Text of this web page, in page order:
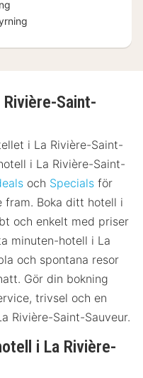
Saint-
i La Rivière-Saint-
i La Rivière-Saint-
och Specials för
fram. Boka ditt hotell i
och enkelt med priser
minuten-hotell i La
och spontana resor
Gör din bokning
trivsel och en
Rivière-Saint-Sauveur.
i La Rivière-